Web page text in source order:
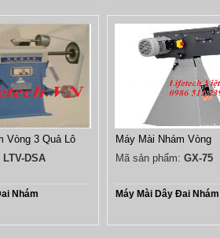
Vòng 3 Quả Lô
LTV-DSA
Nhám
Máy Mài Nhám Vòng
Mã sản phẩm: GX-75
Máy Mài Dây Đai Nhám